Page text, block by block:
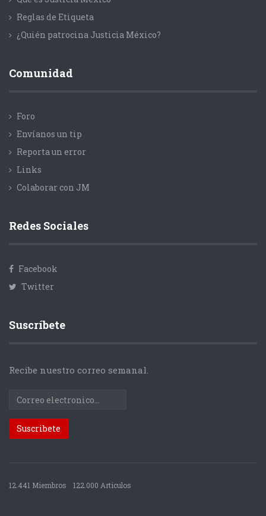
Reglas de Etiqueta
¿Quién patrocina Justicia México?
Comunidad
Foro
Envíanos un tip
Reporta un error
Links
Colaborar con JM
Redes Sociales
Facebook
Twitter
Suscríbete
Recibe nuestro correo semanal.
12.441 Miembros 122.000 Articulos